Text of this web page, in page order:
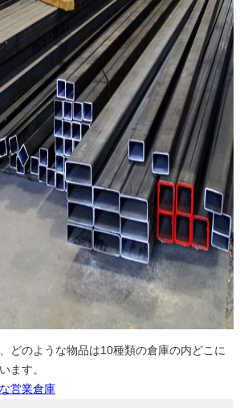
どのような物品は10種類の倉庫の内どこに
ます。
営業倉庫